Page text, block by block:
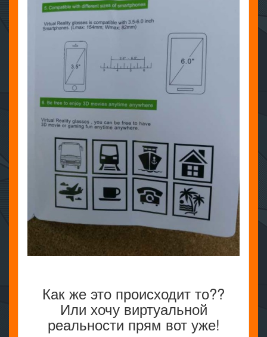
Как же это происходит то??
Или хочу виртуальной
реальности прям вот уже!